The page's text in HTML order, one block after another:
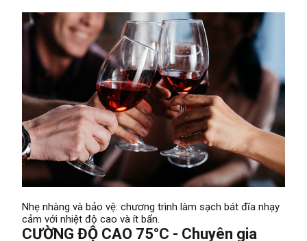
Nhẹ nhàng và bảo vệ: chương trình làm sạch bát đĩa nhạy
cảm với nhiệt độ cao và ít bẩn.
CƯỜNG ĐỘ CAO 75°C - Chuyên gia